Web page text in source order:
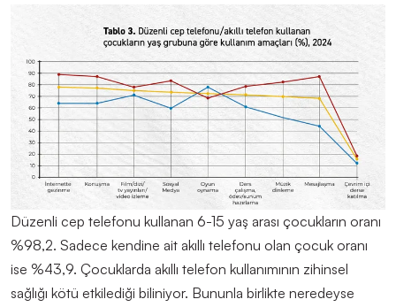
Düzenli cep telefonu kullanan 6-15 yaş arası çocukların oranı
%98,2. Sadece kendine ait akıllı telefonu olan çocuk oranı
ise %43,9. Çocuklarda akıllı telefon kullanımının zihinsel
sağlığı kötü etkilediği biliniyor. Bununla birlikte neredeyse